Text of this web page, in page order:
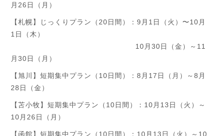
月26日（月）
【札幌】じっくりプラン（20日間）：9月1日（火）〜10月
1日（木）
10月30日（金）～11
月30日（月）
【旭川】短期集中プラン（10日間）：8月17日（月）～8月
28日（金）
【苫小牧】短期集中プラン（10日間）：10月13日（火）～
10月26日（月）
【函館】短期集中プラン（10日間）：10月13日（火）～10